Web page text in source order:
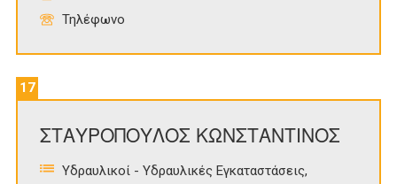
Τηλέφωνο
17
ΣΤΑΥΡΟΠΟΥΛΟΣ ΚΩΝΣΤΑΝΤΙΝΟΣ
Υδραυλικοί - Υδραυλικές Εγκαταστάσεις